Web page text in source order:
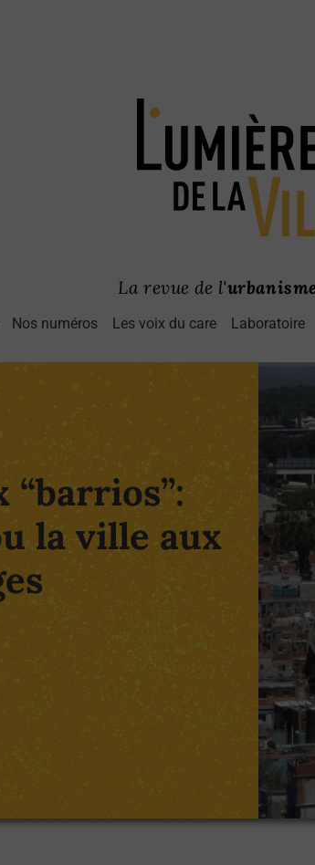
La revue de l'
Nos numéros Les voix du care Laboratoire
“barrios”:
la ville aux